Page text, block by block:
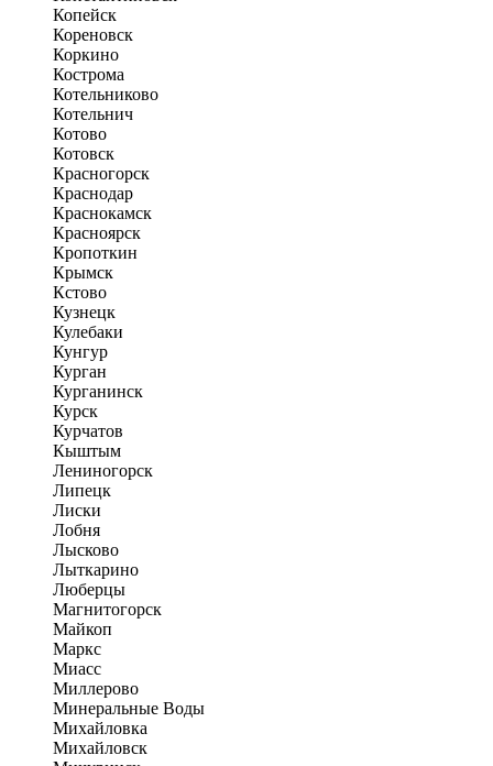
Копейск
Кореновск
Коркино
Кострома
Котельниково
Котельнич
Котово
Котовск
Красногорск
Краснодар
Краснокамск
Красноярск
Кропоткин
Крымск
Кстово
Кузнецк
Кулебаки
Кунгур
Курган
Курганинск
Курск
Курчатов
Кыштым
Лениногорск
Липецк
Лиски
Лобня
Лысково
Лыткарино
Люберцы
Магнитогорск
Майкоп
Маркс
Миасс
Миллерово
Минеральные Воды
Михайловка
Михайловск